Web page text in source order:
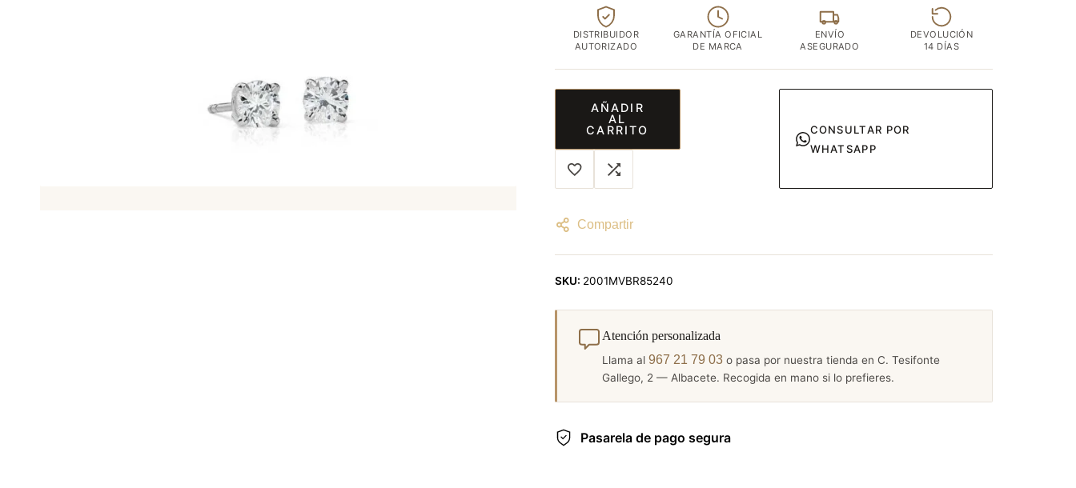
DISTRIBUIDOR
AUTORIZADO
GARANTÍA OFICIAL
DE MARCA
ENVÍO
ASEGURADO
DEVOLUCIÓN
14 DÍAS
AÑADIR
AL
CARRITO
CONSULTAR POR
WHATSAPP
Compartir
SKU: 2001MVBR85240
Atención personalizada
Llama al 967 21 79 03 o pasa por nuestra tienda en C. Tesifonte
Gallego, 2 — Albacete. Recogida en mano si lo prefieres.
Pasarela de pago segura